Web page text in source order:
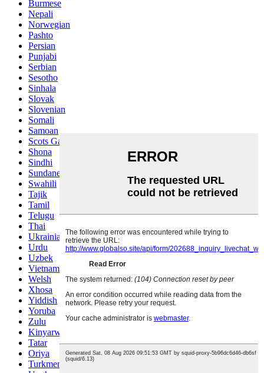
Burmese
Nepali
Norwegian
Pashto
Persian
Punjabi
Serbian
Sesotho
Sinhala
Slovak
Slovenian
Somali
Samoan
Scots Gaelic
Shona
Sindhi
Sundanese
Swahili
Tajik
Tamil
Telugu
Thai
Ukrainian
Urdu
Uzbek
Vietnamese
Welsh
Xhosa
Yiddish
Yoruba
Zulu
Kinyarwanda
Tatar
Oriya
Turkmen